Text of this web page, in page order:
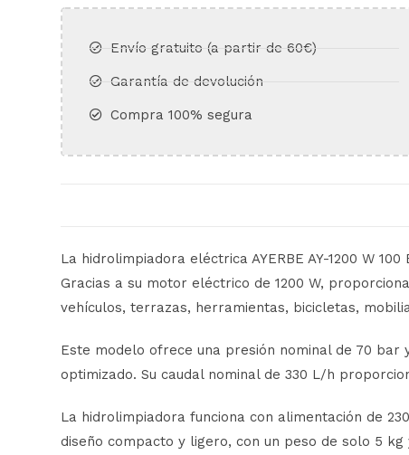
Envío gratuito (a partir de 60€)​
Garantía de devolución​
Compra 100% segura​
La hidrolimpiadora eléctrica AYERBE AY-1200 W
Gracias a su motor eléctrico de 1200 W,
vehículos, terrazas, herramientas, bicicletas,
Este modelo ofrece una presión nominal de 70 bar
optimizado. Su caudal nominal de 330 L/h
La hidrolimpiadora funciona con alimentación de
diseño compacto y ligero, con un peso de solo 5